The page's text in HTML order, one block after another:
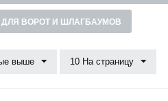
ДЛЯ ВОРОТ И ШЛАГБАУМОВ
выше 10 На страницу